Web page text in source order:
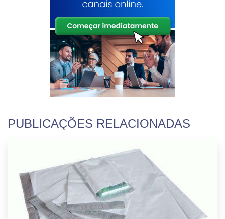
PUBLICAÇÕES RELACIONADAS